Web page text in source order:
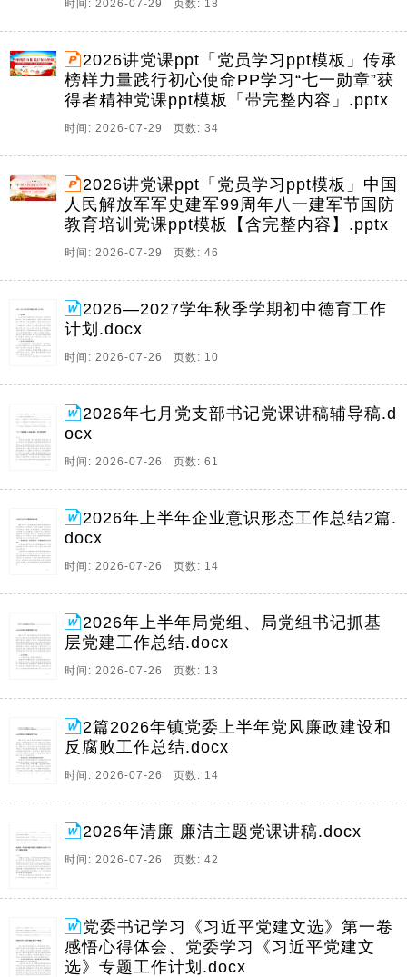
时间: 2026-07-29 页数: 18
2026讲党课ppt「党员学习ppt模板」传承
榜样力量践行初心使命PP学习“七一勋章”获
得者精神党课ppt模板「带完整内容」.pptx
时间: 2026-07-29 页数: 34
2026讲党课ppt「党员学习ppt模板」中国
人民解放军军史建军99周年八一建军节国防
教育培训党课ppt模板【含完整内容】.pptx
时间: 2026-07-29 页数: 46
2026—2027学年秋季学期初中德育工作
计划.docx
时间: 2026-07-26 页数: 10
2026年七月党支部书记党课讲稿辅导稿.d
ocx
时间: 2026-07-26 页数: 61
2026年上半年企业意识形态工作总结2篇.
docx
时间: 2026-07-26 页数: 14
2026年上半年局党组、局党组书记抓基
层党建工作总结.docx
时间: 2026-07-26 页数: 13
2篇2026年镇党委上半年党风廉政建设和
反腐败工作总结.docx
时间: 2026-07-26 页数: 14
2026年清廉 廉洁主题党课讲稿.docx
时间: 2026-07-26 页数: 42
党委书记学习《习近平党建文选》第一卷
感悟心得体会、党委学习《习近平党建文
选》专题工作计划.docx